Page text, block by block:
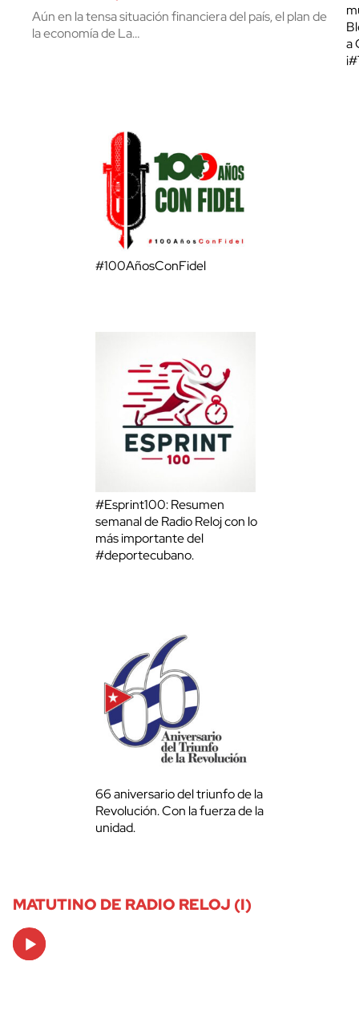
Aún en la tensa situación financiera del país, el plan de
la economía de La…
a
#100AñosConFidel
#Esprint100: Resumen
semanal de Radio Reloj con lo
más importante del
#deportecubano.
66 aniversario del triunfo de la
Revolución. Con la fuerza de la
unidad.
MATUTINO DE RADIO RELOJ (I)
Audio
Player